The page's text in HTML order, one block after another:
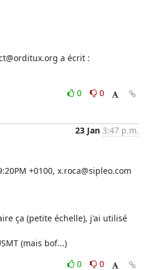
a écrit :
0
0
23 Jan 3:47 p.m.
+0100, x.roca@sipleo.com
ça (petite échelle), j'ai utilisé
(mais bof...)
0
0